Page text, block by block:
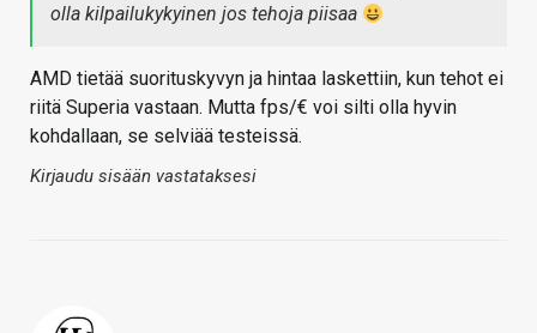
olla kilpailukykyinen jos tehoja piisaa
AMD tietää suorituskyvyn ja hintaa laskettiin, kun tehot ei
riitä Superia vastaan. Mutta fps/€ voi silti olla hyvin
kohdallaan, se selviää testeissä.
Kirjaudu sisään vastataksesi